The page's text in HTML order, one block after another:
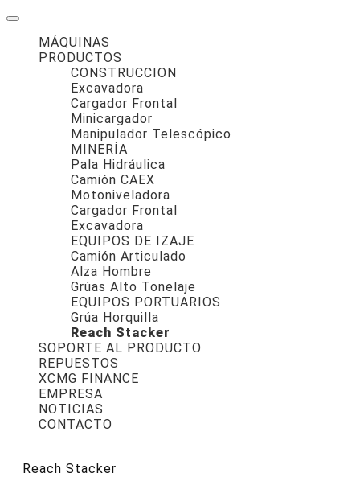
MÁQUINAS
PRODUCTOS
CONSTRUCCION
Excavadora
Cargador Frontal
Minicargador
Manipulador Telescópico
MINERÍA
Pala Hidráulica
Camión CAEX
Motoniveladora
Cargador Frontal
Excavadora
EQUIPOS DE IZAJE
Camión Articulado
Alza Hombre
Grúas Alto Tonelaje
EQUIPOS PORTUARIOS
Grúa Horquilla
Reach Stacker
SOPORTE AL PRODUCTO
REPUESTOS
XCMG FINANCE
EMPRESA
NOTICIAS
CONTACTO
Reach Stacker